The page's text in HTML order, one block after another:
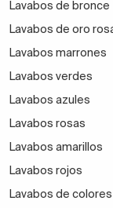
Lavabos de bronce
Lavabos de oro
Lavabos marrones
Lavabos verdes
Lavabos azules
Lavabos rosas
Lavabos amarillos
Lavabos rojos
Lavabos de colores